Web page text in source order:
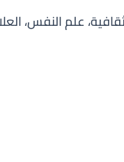
علم النفس،